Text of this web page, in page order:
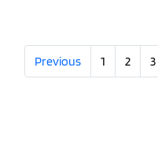
Previous 1 2 3